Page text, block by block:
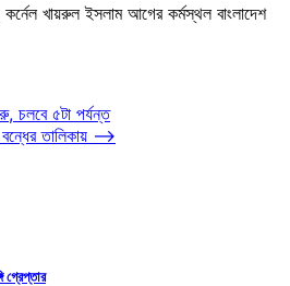
কর্নেল খায়রুল ইসলাম আগের কর্মস্থল বাংলাদেশ
চলবে ৫টা পর্যন্ত
তালিকায় ⟶
গ্রেপ্তার